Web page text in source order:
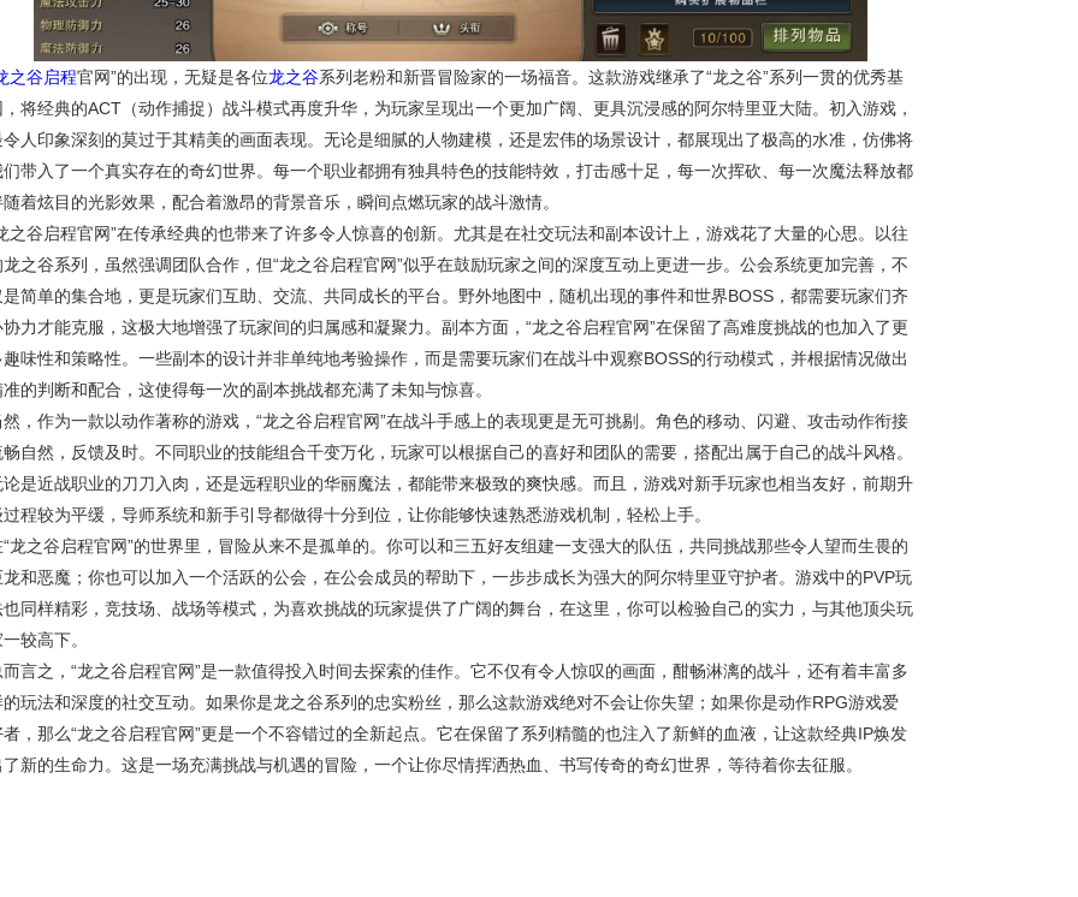
之谷启程官网”的出现，无疑是各位龙之谷系列老粉和新晋冒险家的一场福音。这款游戏继承了“龙之谷”系列一贯的优秀基
，将经典的ACT（动作捕捉）战斗模式再度升华，为玩家呈现出一个更加广阔、更具沉浸感的阿尔特里亚大陆。初入游戏，
令人印象深刻的莫过于其精美的画面表现。无论是细腻的人物建模，还是宏伟的场景设计，都展现出了极高的水准，仿佛将
们带入了一个真实存在的奇幻世界。每一个职业都拥有独具特色的技能特效，打击感十足，每一次挥砍、每一次魔法释放都
随着炫目的光影效果，配合着激昂的背景音乐，瞬间点燃玩家的战斗激情。
之谷启程官网”在传承经典的也带来了许多令人惊喜的创新。尤其是在社交玩法和副本设计上，游戏花了大量的心思。以往
龙之谷系列，虽然强调团队合作，但“龙之谷启程官网”似乎在鼓励玩家之间的深度互动上更进一步。公会系统更加完善，不
是简单的集合地，更是玩家们互助、交流、共同成长的平台。野外地图中，随机出现的事件和世界BOSS，都需要玩家们齐
协力才能克服，这极大地增强了玩家间的归属感和凝聚力。副本方面，“龙之谷启程官网”在保留了高难度挑战的也加入了更
趣味性和策略性。一些副本的设计并非单纯地考验操作，而是需要玩家们在战斗中观察BOSS的行动模式，并根据情况做出
准的判断和配合，这使得每一次的副本挑战都充满了未知与惊喜。
然，作为一款以动作著称的游戏，“龙之谷启程官网”在战斗手感上的表现更是无可挑剔。角色的移动、闪避、攻击动作衔接
畅自然，反馈及时。不同职业的技能组合千变万化，玩家可以根据自己的喜好和团队的需要，搭配出属于自己的战斗风格。
论是近战职业的刀刀入肉，还是远程职业的华丽魔法，都能带来极致的爽快感。而且，游戏对新手玩家也相当友好，前期升
过程较为平缓，导师系统和新手引导都做得十分到位，让你能够快速熟悉游戏机制，轻松上手。
“龙之谷启程官网”的世界里，冒险从来不是孤单的。你可以和三五好友组建一支强大的队伍，共同挑战那些令人望而生畏的
龙和恶魔；你也可以加入一个活跃的公会，在公会成员的帮助下，一步步成长为强大的阿尔特里亚守护者。游戏中的PVP玩
也同样精彩，竞技场、战场等模式，为喜欢挑战的玩家提供了广阔的舞台，在这里，你可以检验自己的实力，与其他顶尖玩
较高下。
而言之，“龙之谷启程官网”是一款值得投入时间去探索的佳作。它不仅有令人惊叹的画面，酣畅淋漓的战斗，还有着丰富多
的玩法和深度的社交互动。如果你是龙之谷系列的忠实粉丝，那么这款游戏绝对不会让你失望；如果你是动作RPG游戏爱
者，那么“龙之谷启程官网”更是一个不容错过的全新起点。它在保留了系列精髓的也注入了新鲜的血液，让这款经典IP焕发
了新的生命力。这是一场充满挑战与机遇的冒险，一个让你尽情挥洒热血、书写传奇的奇幻世界，等待着你去征服。